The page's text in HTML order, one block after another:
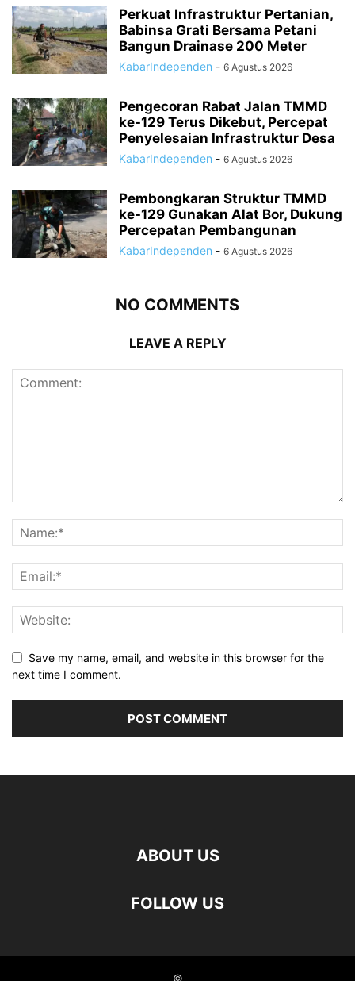
Perkuat Infrastruktur Pertanian,
Babinsa Grati Bersama Petani
Bangun Drainase 200 Meter
KabarIndependen - 6 Agustus 2026
Pengecoran Rabat Jalan TMMD
ke-129 Terus Dikebut, Percepat
Penyelesaian Infrastruktur Desa
KabarIndependen - 6 Agustus 2026
Pembongkaran Struktur TMMD
ke-129 Gunakan Alat Bor, Dukung
Percepatan Pembangunan
KabarIndependen - 6 Agustus 2026
NO COMMENTS
LEAVE A REPLY
Save my name, email, and website in this browser for the
next time I comment.
ABOUT US
FOLLOW US
©